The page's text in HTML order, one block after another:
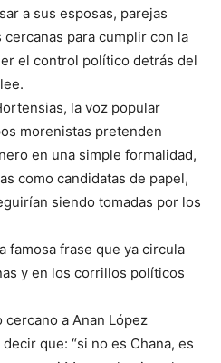
a sus esposas, parejas
para cumplir con la
el control político detrás del
la voz popular
morenistas pretenden
en una simple formalidad,
como candidatas de papel,
siendo tomadas por los
famosa frase que ya circula
y en los corrillos políticos
a Anan López
que: “si no es Chana, es